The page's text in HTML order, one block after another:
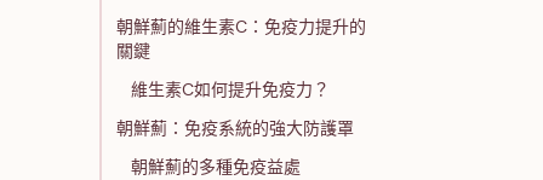
朝鮮薊的維生素C：免疫力提升的
關鍵
維生素C如何提升免疫力？
朝鮮薊：免疫系統的強大防護罩
朝鮮薊的多種免疫益處